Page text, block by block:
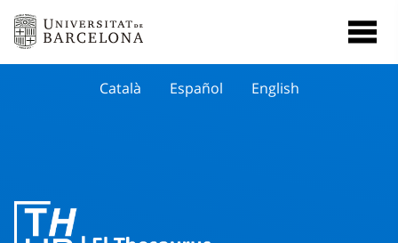
Català Español English